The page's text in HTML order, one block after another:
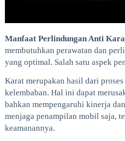
Manfaat Perlindungan Anti
membutuhkan perawatan dan
yang optimal. Salah satu aspek
Karat merupakan hasil dari
kelembaban. Hal ini dapat
bahkan mempengaruhi kinerja
menjaga penampilan mobil saja,
keamanannya.